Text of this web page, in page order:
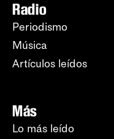
Radio
Periodismo
Música
Artículos leídos
Más
Lo más leído